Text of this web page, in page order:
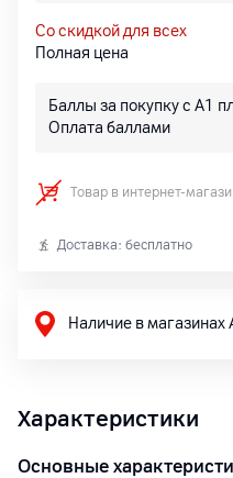
со скидкой для всех
Полная цена
Баллы за покупку с А1
Оплата баллами
Товар в интернет-
Доставка: бесплатно
Наличие в магазинах
Характеристики
Основные